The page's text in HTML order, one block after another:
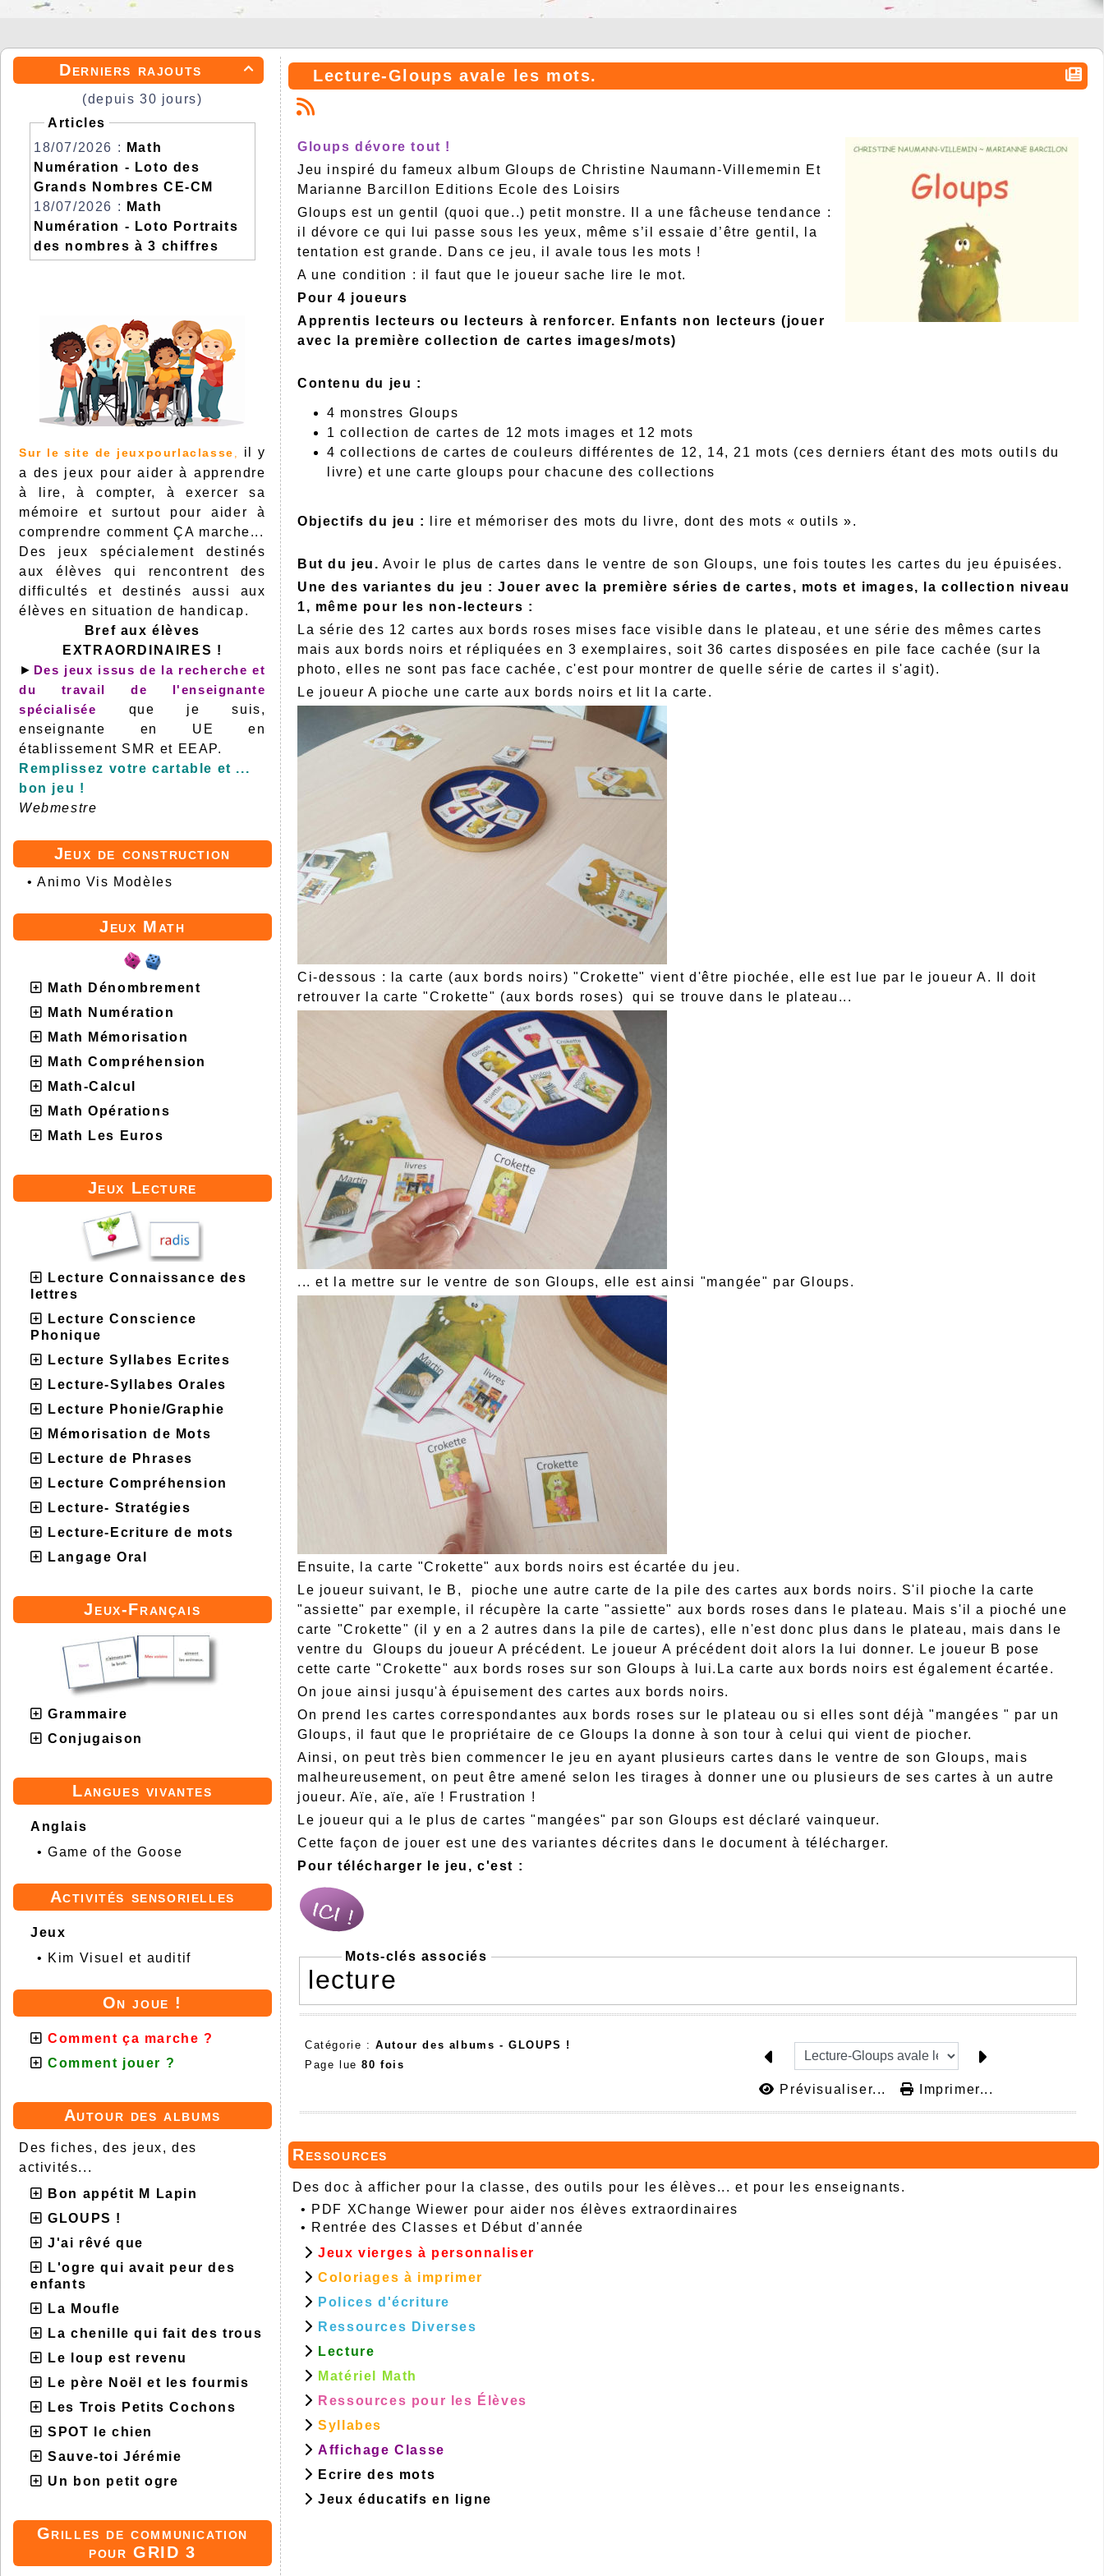

Derniers rajouts
(depuis 30 jours)
Articles
18/07/2026 :
Math
Numération - Loto des
Grands Nombres CE-CM
18/07/2026 :
Math
Numération - Loto Portraits
des nombres à 3 chiffres
Sur le site de jeuxpourlaclasse
il y
a des jeux pour aider à apprendre
à lire, à compter, à exercer sa
mémoire et surtout pour aider à
comprendre comment ÇA marche...
Des jeux spécialement destinés
aux élèves qui rencontrent des
difficultés et destinés aussi aux
élèves en situation de handicap.
Bref aux élèves
EXTRAORDINAIRES !
► Des jeux issus de la recherche et
du travail de l'enseignante
spécialisée que je suis,
enseignante en UE en
établissement SMR et EEAP.
Remplissez votre cartable et ...
bon jeu !
Webmestre
Jeux de construction
•Animo Vis Modèles
Jeux Math
Math Dénombrement
Math Numération
Math Mémorisation
Math Compréhension
Math-Calcul
Math Opérations
Math Les Euros
Jeux Lecture
Lecture Connaissance des
lettres
Lecture Conscience
Phonique
Lecture Syllabes Ecrites
Lecture-Syllabes Orales
Lecture Phonie/Graphie
Mémorisation de Mots
Lecture de Phrases
Lecture Compréhension
Lecture- Stratégies
Lecture-Ecriture de mots
Langage Oral
Jeux-Français
Grammaire
Conjugaison
Langues vivantes
Anglais
•Game of the Goose
Activités sensorielles
Jeux
• Kim Visuel et auditif
On joue !
Comment ça marche ?
Comment jouer ?
Autour des albums
Des fiches, des jeux, des
activités...
Bon appétit M Lapin
GLOUPS !
J'ai rêvé que
L'ogre qui avait peur des
enfants
La Moufle
La chenille qui fait des trous
Le loup est revenu
Le père Noël et les fourmis
Les Trois Petits Cochons
SPOT le chien
Sauve-toi Jérémie
Un bon petit ogre
Grilles de communication
pour GRID 3
Lecture-Gloups avale les mots.
Gloups dévore tout !
Jeu inspiré du fameux album Gloups de Christine Naumann-Villememin Et
Marianne Barcillon Editions Ecole des Loisirs
Gloups est un gentil (quoi que..) petit monstre. Il a une fâcheuse tendance :
il dévore ce qui lui passe sous les yeux, même s’il essaie d’être gentil, la
tentation est grande. Dans ce jeu, il avale tous les mots !
A une condition : il faut que le joueur sache lire le mot.
Pour 4 joueurs
Apprentis lecteurs ou lecteurs à renforcer. Enfants non lecteurs (jouer
avec la première collection de cartes images/mots)
Contenu du jeu :
4 monstres Gloups
1 collection de cartes de 12 mots images et 12 mots
4 collections de cartes de couleurs différentes de 12, 14, 21 mots (ces derniers étant des mots outils du
livre) et une carte gloups pour chacune des collections
Objectifs du jeu : lire et mémoriser des mots du livre, dont des mots « outils ».
But du jeu. Avoir le plus de cartes dans le ventre de son Gloups, une fois toutes les cartes du jeu épuisées.
Une des variantes du jeu : Jouer avec la première séries de cartes, mots et images, la collection niveau
1, même pour les non-lecteurs :
La série des 12 cartes aux bords roses mises face visible dans le plateau, et une série des mêmes cartes
mais aux bords noirs et répliquées en 3 exemplaires, soit 36 cartes disposées en pile face cachée (sur la
photo, elles ne sont pas face cachée, c'est pour montrer de quelle série de cartes il s'agit).
Le joueur A pioche une carte aux bords noirs et lit la carte.
Ci-dessous : la carte (aux bords noirs) "Crokette" vient d'être piochée, elle est lue par le joueur A. Il doit
retrouver la carte "Crokette" (aux bords roses) qui se trouve dans le plateau...
... et la mettre sur le ventre de son Gloups, elle est ainsi "mangée" par Gloups.
Ensuite, la carte "Crokette" aux bords noirs est écartée du jeu.
Le joueur suivant, le B, pioche une autre carte de la pile des cartes aux bords noirs. S'il pioche la carte
"assiette" par exemple, il récupère la carte "assiette" aux bords roses dans le plateau. Mais s'il a pioché une
carte "Crokette" (il y en a 2 autres dans la pile de cartes), elle n'est donc plus dans le plateau, mais dans le
ventre du Gloups du joueur A précédent. Le joueur A précédent doit alors la lui donner. Le joueur B pose
cette carte "Crokette" aux bords roses sur son Gloups à lui.La carte aux bords noirs est également écartée.
On joue ainsi jusqu'à épuisement des cartes aux bords noirs.
On prend les cartes correspondantes aux bords roses sur le plateau ou si elles sont déjà "mangées " par un
Gloups, il faut que le propriétaire de ce Gloups la donne à son tour à celui qui vient de piocher.
Ainsi, on peut très bien commencer le jeu en ayant plusieurs cartes dans le ventre de son Gloups, mais
malheureusement, on peut être amené selon les tirages à donner une ou plusieurs de ses cartes à un autre
joueur. Aïe, aïe, aïe ! Frustration !
Le joueur qui a le plus de cartes "mangées" par son Gloups est déclaré vainqueur.
Cette façon de jouer est une des variantes décrites dans le document à télécharger.
Pour télécharger le jeu, c'est :
Mots-clés associés
lecture
Catégorie :Autour des albums - GLOUPS !
Page lue80 fois
Prévisualiser... Imprimer...
Ressources
Des doc à afficher pour la classe, des outils pour les élèves... et pour les enseignants.
• PDF XChange Wiewer pour aider nos élèves extraordinaires
• Rentrée des Classes et Début d'année
Jeux vierges à personnaliser
Coloriages à imprimer
Polices d'écriture
Ressources Diverses
Lecture
Matériel Math
Ressources pour les Élèves
Syllabes
Affichage Classe
Ecrire des mots
Jeux éducatifs en ligne